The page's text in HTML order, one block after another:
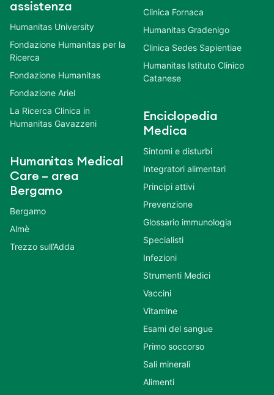
assistenza
Humanitas University
Fondazione Humanitas per la
Ricerca
Fondazione Humanitas
Fondazione Ariel
La Ricerca Clinica in
Humanitas Gavazzeni
Humanitas Medical
Care – area
Bergamo
Bergamo
Almè
Trezzo sull’Adda
Clinica Fornaca
Humanitas Gradenigo
Clinica Sedes Sapientiae
Humanitas Istituto Clinico
Catanese
Enciclopedia
Medica
Sintomi e disturbi
Integratori alimentari
Principi attivi
Prevenzione
Glossario immunologia
Specialisti
Infezioni
Strumenti Medici
Vaccini
Vitamine
Esami del sangue
Primo soccorso
Sali minerali
Alimenti